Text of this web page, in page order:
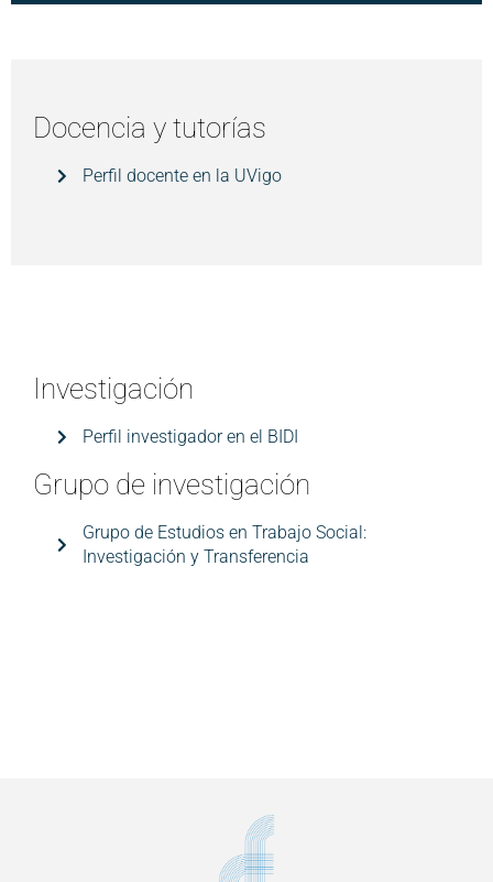
Docencia y tutorías
Perfil docente en la UVigo
Investigación
Perfil investigador en el BIDI
Grupo de investigación
Grupo de Estudios en Trabajo Social:
Investigación y Transferencia